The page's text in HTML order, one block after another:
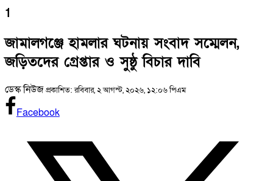
1
জামালগঞ্জে হামলার ঘটনায় সংবাদ সম্মেলন,
জড়িতদের গ্রেপ্তার ও সুষ্ঠু বিচার দাবি
ডেস্ক নিউজপ্রকাশিত: রবিবার, ২ আগস্ট, ২০২৬, ১২:০৬ পিএম
Facebook